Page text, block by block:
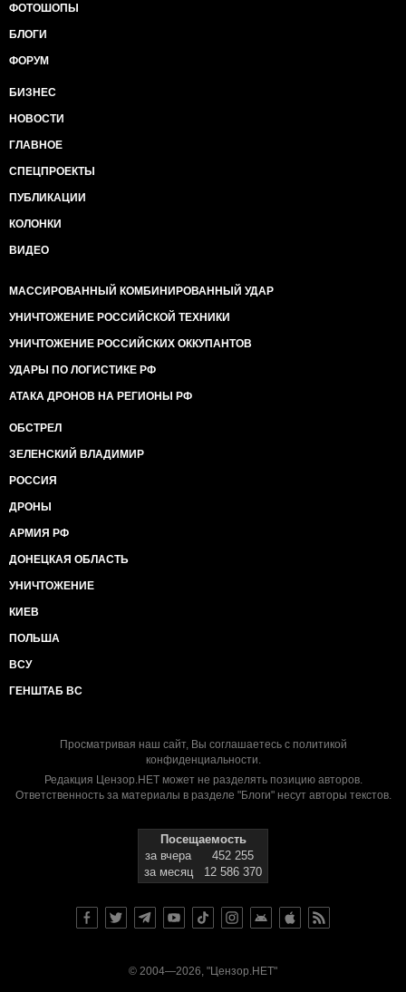
ФОТОШОПЫ
БЛОГИ
ФОРУМ
БИЗНЕС
НОВОСТИ
ГЛАВНОЕ
СПЕЦПРОЕКТЫ
ПУБЛИКАЦИИ
КОЛОНКИ
ВИДЕО
МАССИРОВАННЫЙ КОМБИНИРОВАННЫЙ УДАР
УНИЧТОЖЕНИЕ РОССИЙСКОЙ ТЕХНИКИ
УНИЧТОЖЕНИЕ РОССИЙСКИХ ОККУПАНТОВ
УДАРЫ ПО ЛОГИСТИКЕ РФ
АТАКА ДРОНОВ НА РЕГИОНЫ РФ
ОБСТРЕЛ
ЗЕЛЕНСКИЙ ВЛАДИМИР
РОССИЯ
ДРОНЫ
АРМИЯ РФ
ДОНЕЦКАЯ ОБЛАСТЬ
УНИЧТОЖЕНИЕ
КИЕВ
ПОЛЬША
ВСУ
ГЕНШТАБ ВС
Просматривая наш сайт, Вы соглашаетесь с политикой
конфиденциальности.
Редакция Цензор.НЕТ может не разделять позицию авторов.
Ответственность за материалы в разделе "Блоги" несут авторы текстов.
Посещаемость
за вчера
452 255
за месяц
12 586 370
© 2004—2026, "Цензор.НЕТ"